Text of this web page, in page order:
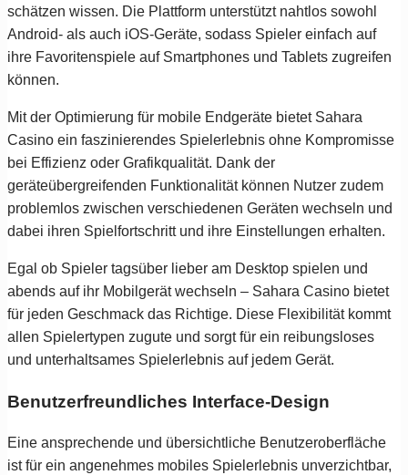
schätzen wissen. Die Plattform unterstützt nahtlos sowohl
Android- als auch iOS-Geräte, sodass Spieler einfach auf
ihre Favoritenspiele auf Smartphones und Tablets zugreifen
können.
Mit der Optimierung für mobile Endgeräte bietet Sahara
Casino ein faszinierendes Spielerlebnis ohne Kompromisse
bei Effizienz oder Grafikqualität. Dank der
geräteübergreifenden Funktionalität können Nutzer zudem
problemlos zwischen verschiedenen Geräten wechseln und
dabei ihren Spielfortschritt und ihre Einstellungen erhalten.
Egal ob Spieler tagsüber lieber am Desktop spielen und
abends auf ihr Mobilgerät wechseln – Sahara Casino bietet
für jeden Geschmack das Richtige. Diese Flexibilität kommt
allen Spielertypen zugute und sorgt für ein reibungsloses
und unterhaltsames Spielerlebnis auf jedem Gerät.
Benutzerfreundliches Interface-Design
Eine ansprechende und übersichtliche Benutzeroberfläche
ist für ein angenehmes mobiles Spielerlebnis unverzichtbar,